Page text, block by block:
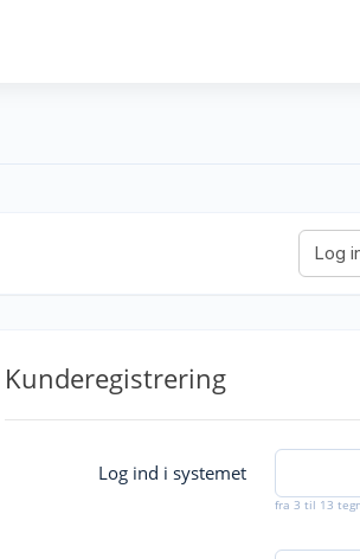
Kunderegistrering
Log ind i systemet
fra 3 til 13